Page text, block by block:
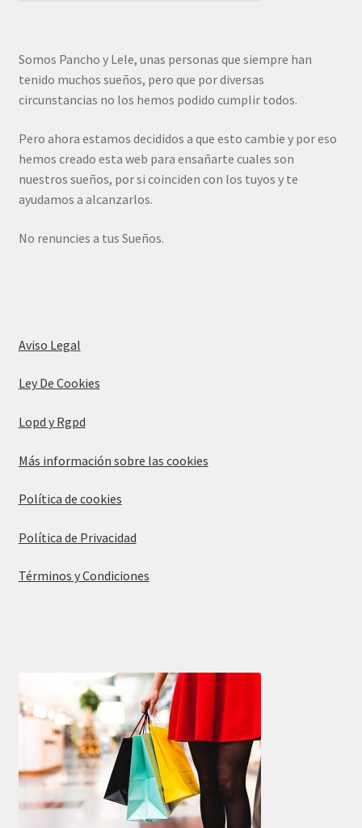
Somos Pancho y Lele, unas personas que siempre han
tenido muchos sueños, pero que por diversas
circunstancias no los hemos podido cumplir todos.
Pero ahora estamos decididos a que esto cambie y por eso
hemos creado esta web para ensañarte cuales son
nuestros sueños, por si coinciden con los tuyos y te
ayudamos a alcanzarlos.
No renuncies a tus Sueños.
Aviso Legal
Ley De Cookies
Lopd y Rgpd
Más información sobre las cookies
Política de cookies
Política de Privacidad
Términos y Condiciones